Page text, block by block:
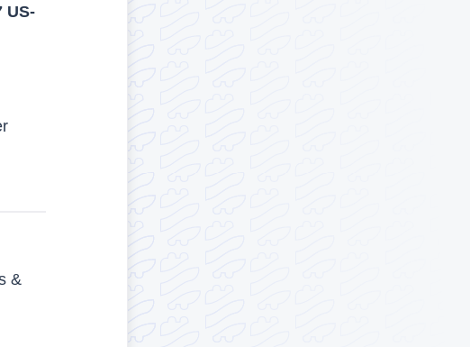
US-
&